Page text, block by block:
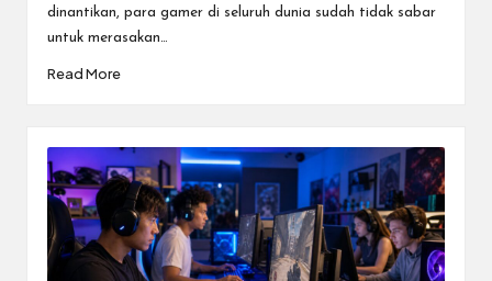
dinantikan, para gamer di seluruh dunia sudah tidak sabar
untuk merasakan…
Read More